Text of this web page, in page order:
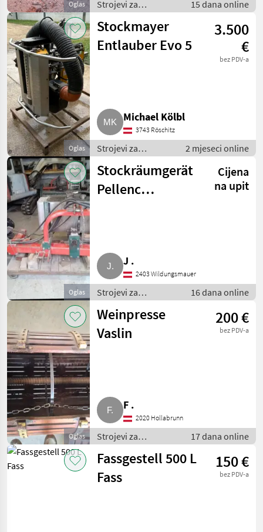
Oglas
Strojevi za
vinogradarstvo /
Ostali strojevi za
vinogradarstvo
15 dana online
Oglas
Stockmayer
Entlauber Evo 5
3.500
€
bez PDV-a
Michael Kölbl
3743 Röschitz
Strojevi za
vinogradarstvo /
Ostali strojevi za
vinogradarstvo
2 mjeseci online
Oglas
Stockräumgerät
Pellenc
Cijena
na upit
J .
2403 Wildungsmauer
Strojevi za
vinogradarstvo /
Ostali strojevi za
vinogradarstvo
16 dana online
Oglas
Weinpresse
Vaslin
200 €
bez PDV-a
F .
2020 Hollabrunn
Strojevi za
vinogradarstvo /
Ostali strojevi za
vinogradarstvo
17 dana online
Fassgestell 500 L
Fass
150 €
bez PDV-a